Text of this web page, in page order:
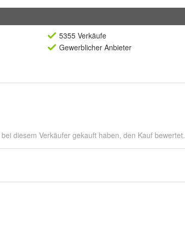
5355 Verkäufe
Gewerblicher Anbieter
diesem Verkäufer gekauft haben, den Kauf bewertet.